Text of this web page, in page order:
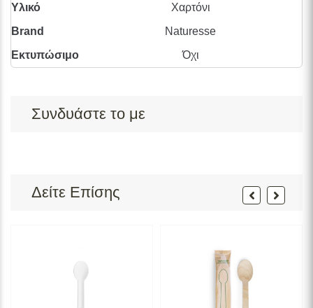
Υλικό
Χαρτόνι
Brand
Naturesse
Εκτυπώσιμο
Όχι
Συνδυάστε το με
Δείτε Επίσης